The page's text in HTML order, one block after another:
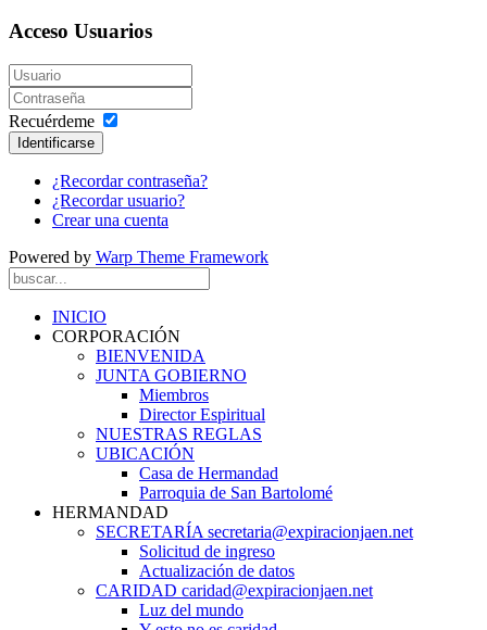
Acceso Usuarios
Recuérdeme
Identificarse
¿Recordar contraseña?
¿Recordar usuario?
Crear una cuenta
Powered by Warp Theme Framework
INICIO
CORPORACIÓN
BIENVENIDA
JUNTA GOBIERNO
Miembros
Director Espiritual
NUESTRAS REGLAS
UBICACIÓN
Casa de Hermandad
Parroquia de San Bartolomé
HERMANDAD
SECRETARÍA secretaria@expiracionjaen.net
Solicitud de ingreso
Actualización de datos
CARIDAD caridad@expiracionjaen.net
Luz del mundo